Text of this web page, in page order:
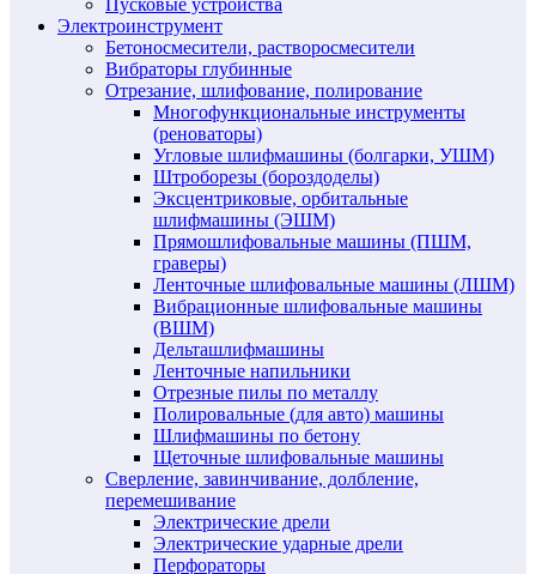
Пусковые устройства
Электроинструмент
Бетоносмесители, растворосмесители
Вибраторы глубинные
Отрезание, шлифование, полирование
Многофункциональные инструменты
(реноваторы)
Угловые шлифмашины (болгарки, УШМ)
Штроборезы (бороздоделы)
Эксцентриковые, орбитальные
шлифмашины (ЭШМ)
Прямошлифовальные машины (ПШМ,
граверы)
Ленточные шлифовальные машины (ЛШМ)
Вибрационные шлифовальные машины
(ВШМ)
Дельташлифмашины
Ленточные напильники
Отрезные пилы по металлу
Полировальные (для авто) машины
Шлифмашины по бетону
Щеточные шлифовальные машины
Сверление, завинчивание, долбление,
перемешивание
Электрические дрели
Электрические ударные дрели
Перфораторы